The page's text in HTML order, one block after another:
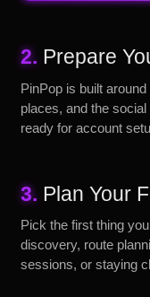
2. Prepare
PinPop is built
places, and the
ready for account
3. Plan Your
Pick the first thing
discovery, route
sessions, or staying